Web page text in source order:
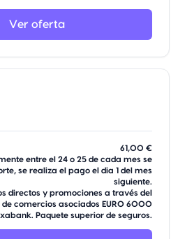
Ver oferta
61,00 €
entre el 24 o 25 de cada mes se
se realiza el pago el dia 1 del mes
siguiente.
directos y promociones a través del
comercios asociados EURO 6000
Paquete superior de seguros.